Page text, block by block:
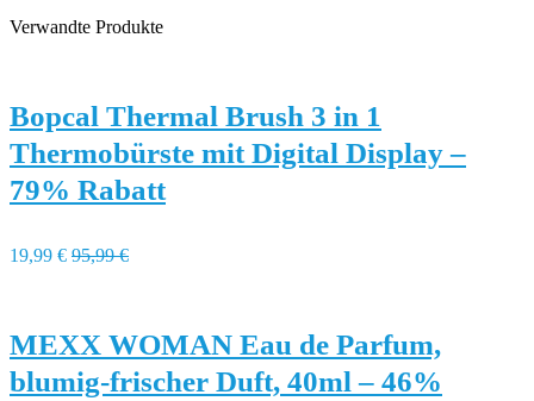
Verwandte Produkte
Bopcal Thermal Brush 3 in 1
Thermobürste mit Digital Display –
79% Rabatt
19,99 € 95,99 €
MEXX WOMAN Eau de Parfum,
blumig-frischer Duft, 40ml – 46%